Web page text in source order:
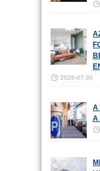
2026-07-30
A
A